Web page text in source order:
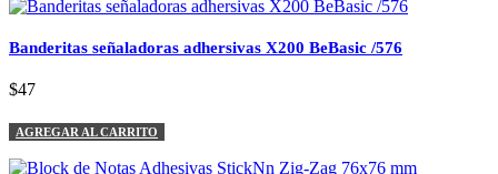
Banderitas señaladoras adhersivas X200 BeBasic /576
$47
AGREGAR AL CARRITO